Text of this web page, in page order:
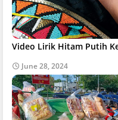
Video Lirik Hitam Putih
June 28, 2024